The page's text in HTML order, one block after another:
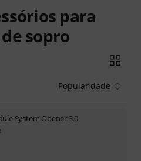
para
sopro
Popularidade
System Opener 3.0